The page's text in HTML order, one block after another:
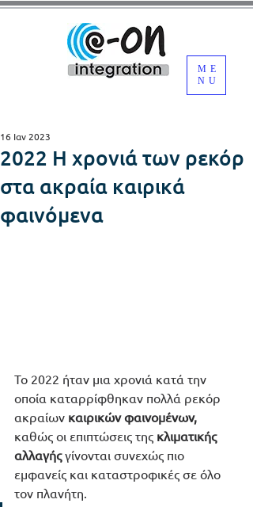
ME
NU
2022 Η χρονιά των ρεκόρ
στα ακραία καιρικά
φαινόμενα
16 Ιαν 2023
Το 2022 ήταν μια χρονιά κατά την
οποία καταρρίφθηκαν πολλά ρεκόρ
ακραίων καιρικών φαινομένων,
καθώς οι επιπτώσεις της κλιματικής
αλλαγής γίνονται συνεχώς πιο
εμφανείς και καταστροφικές σε όλο
τον πλανήτη.